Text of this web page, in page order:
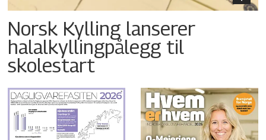
Norsk Kylling lanserer
halalkyllingpålegg til
skolestart